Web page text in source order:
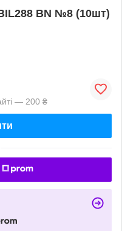
BN №8 (10шт)
— 200 ₴